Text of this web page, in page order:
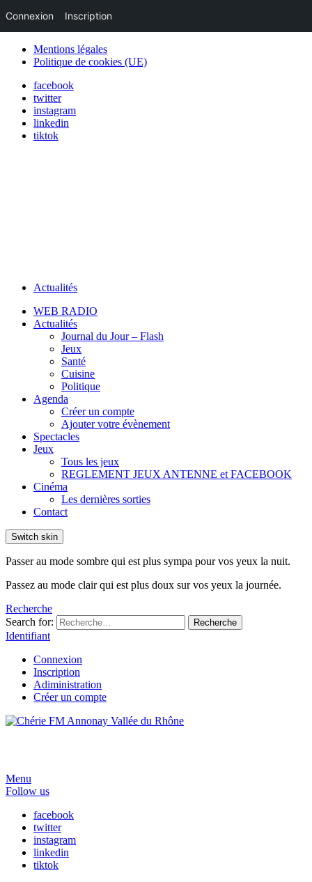
Mentions légales
Politique de cookies (UE)
facebook
twitter
instagram
linkedin
tiktok
Actualités
WEB RADIO
Actualités
Journal du Jour – Flash
Jeux
Santé
Cuisine
Politique
Agenda
Créer un compte
Ajouter votre évènement
Spectacles
Jeux
Tous les jeux
REGLEMENT JEUX ANTENNE et FACEBOOK
Cinéma
Les dernières sorties
Contact
Switch skin
Passer au mode sombre qui est plus sympa pour vos yeux la nuit.
Passez au mode clair qui est plus doux sur vos yeux la journée.
Recherche
Search for:
Recherche
Identifiant
Connexion
Inscription
Adiministration
Créer un compte
Menu
Follow us
facebook
twitter
instagram
linkedin
tiktok
Connexion Inscription